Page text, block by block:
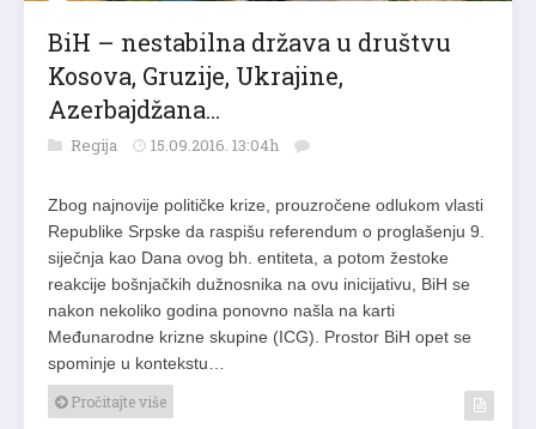
BiH – nestabilna država u društvu
Kosova, Gruzije, Ukrajine,
Azerbajdžana…
Regija 15.09.2016. 13:04h
Zbog najnovije političke krize, prouzročene odlukom vlasti
Republike Srpske da raspišu referendum o proglašenju 9.
siječnja kao Dana ovog bh. entiteta, a potom žestoke
reakcije bošnjačkih dužnosnika na ovu inicijativu, BiH se
nakon nekoliko godina ponovno našla na karti
Međunarodne krizne skupine (ICG). Prostor BiH opet se
spominje u kontekstu…
Pročitajte više